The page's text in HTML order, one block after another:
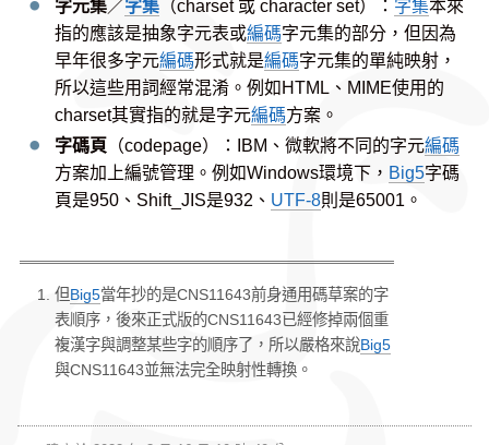
字元集／字集 （charset 或 character set）： 字集本來
指的應該是抽象字元表或編碼字元集的部分，但因為
早年很多字元編碼形式就是編碼字元集的單純映射，
所以這些用詞經常混淆。例如HTML、MIME使用的
charset其實指的就是字元編碼方案。
字碼頁 （codepage）：IBM、微軟將不同的字元編碼
方案加上編號管理。例如Windows環境下， Big5字碼
頁是950、Shift_JIS是932、 UTF-8則是65001。
但Big5當年抄的是CNS11643前身通用碼草案的字
表順序，後來正式版的CNS11643已經修掉兩個重
複漢字與調整某些字的順序了，所以嚴格來說Big5
與CNS11643並無法完全映射性轉換。